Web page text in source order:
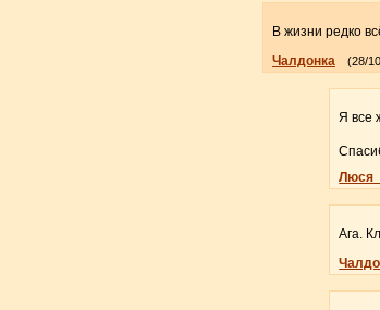
В жизни редко
Чалдонка
(28/
Я все
Ага.